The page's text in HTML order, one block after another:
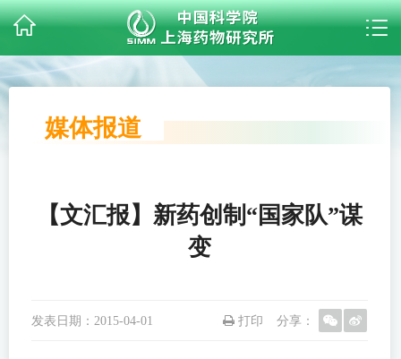
媒体报道
【文汇报】新药创制“国家队”谋
变
发表日期： 2015-04-01 分享：
打印